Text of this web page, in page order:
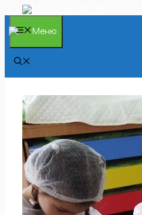
Перейти
содержимому
Меню